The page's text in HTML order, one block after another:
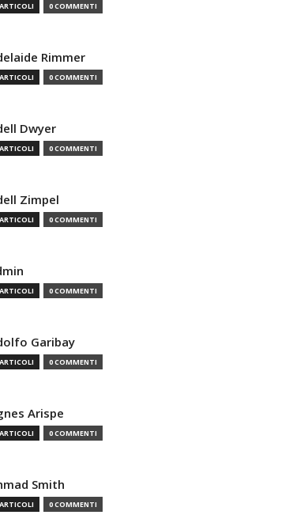
0 COMMENTI
Rimmer
0 COMMENTI
Dwyer
0 COMMENTI
Zimpel
0 COMMENTI
0 COMMENTI
Garibay
0 COMMENTI
Arispe
0 COMMENTI
Smith
0 COMMENTI